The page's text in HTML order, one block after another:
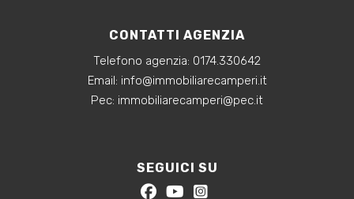
CONTATTI AGENZIA
Telefono agenzia: 0174.330642
‍Email: info@immobiliarecamperi.it
‍Pec: immobiliarecamperi@pec.it
SEGUICI SU